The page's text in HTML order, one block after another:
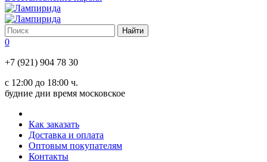
0
+7 (921) 904 78 30
с 12:00 до 18:00 ч.
будние дни время московское
Как заказать
Доставка и оплата
Оптовым покупателям
Контакты